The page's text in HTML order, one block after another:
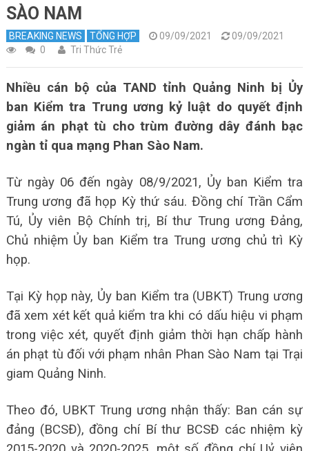
SÀO NAM
BREAKING NEWS TỔNG HỢP 09/09/2021
09/09/2021
0
Tri Thức Trẻ
Nhiều cán bộ của TAND tỉnh Quảng Ninh bị Ủy
ban Kiểm tra Trung ương kỷ luật do quyết định
giảm án phạt tù cho trùm đường dây đánh bạc
ngàn tỉ qua mạng Phan Sào Nam.
Từ ngày 06 đến ngày 08/9/2021, Ủy ban Kiểm tra
Trung ương đã họp Kỳ thứ sáu. Đồng chí Trần Cẩm
Tú, Ủy viên Bộ Chính trị, Bí thư Trung ương Đảng,
Chủ nhiệm Ủy ban Kiểm tra Trung ương chủ trì Kỳ
họp.
Tại Kỳ họp này, Ủy ban Kiểm tra (UBKT) Trung ương
đã xem xét kết quả kiểm tra khi có dấu hiệu vi phạm
trong việc xét, quyết định giảm thời hạn chấp hành
án phạt tù đối với phạm nhân Phan Sào Nam tại Trại
giam Quảng Ninh.
Theo đó, UBKT Trung ương nhận thấy: Ban cán sự
đảng (BCSĐ), đồng chí Bí thư BCSĐ các nhiệm kỳ